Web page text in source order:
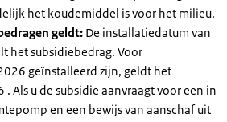
het koudemiddel is voor het milieu.
geldt: De installatiedatum van
het subsidiebedrag. Voor
geïnstalleerd zijn, geldt het
Als u de subsidie aanvraagt voor een in
en een bewijs van aanschaf uit